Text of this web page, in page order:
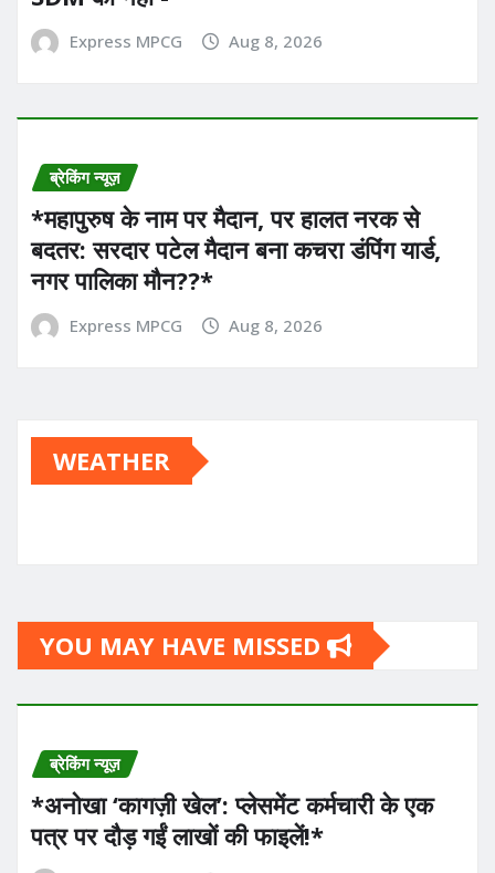
Express MPCG Aug 8, 2026
ब्रेकिंग न्यूज़
*महापुरुष के नाम पर मैदान, पर हालत नरक से
बदतर: सरदार पटेल मैदान बना कचरा डंपिंग यार्ड,
नगर पालिका मौन??*
Express MPCG Aug 8, 2026
WEATHER
YOU MAY HAVE MISSED
ब्रेकिंग न्यूज़
*अनोखा ‘कागज़ी खेल’: प्लेसमेंट कर्मचारी के एक
पत्र पर दौड़ गईं लाखों की फाइलें!*